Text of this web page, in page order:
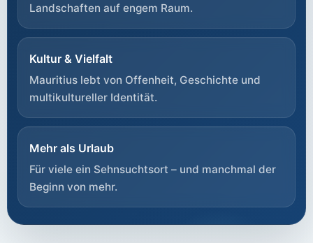
Landschaften auf engem Raum.
Kultur & Vielfalt
Mauritius lebt von Offenheit, Geschichte und
multikultureller Identität.
Mehr als Urlaub
Für viele ein Sehnsuchtsort – und manchmal der
Beginn von mehr.